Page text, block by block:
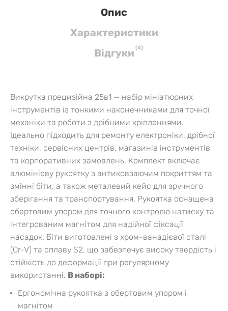
Опис
Характеристики
Вiдгуки (0)
Викрутка прецизійна 25в1 — набір мініатюрних
інструментів із тонкими наконечниками для точної
механіки та роботи з дрібними кріпленнями.
Ідеально підходить для ремонту електроніки, дрібної
техніки, сервісних центрів, магазинів інструментів
та корпоративних замовлень. Комплект включає
алюмінієву рукоятку з антиковзаючим покриттям та
змінні біти, а також металевий кейс для зручного
зберігання та транспортування. Рукоятка оснащена
обертовим упором для точного контролю натиску та
інтегрованим магнітом для надійної фіксації
насадок. Біти виготовлені з хром-ванадієвої сталі
(Cr-V) та сплаву S2, що забезпечує високу твердість і
стійкість до деформації при регулярному
використанні. В наборі:
Ергономічна рукоятка з обертовим упором і
магнітом